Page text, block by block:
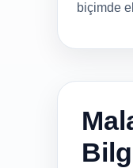
biçimde